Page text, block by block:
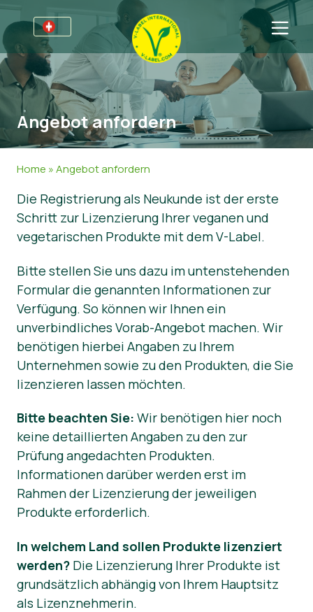
Für Unternehmen
Informationen für Unternehmen
Detailhandel und Eigenmarken
Kriterien des V-Labels
Resources
Angebot anfordern
Bereiche
Allgemeine Informationen
Non-Food
Gastronomie
FAQ
Zertifizierte Produkte
Über uns
Kontakt
Angebot anfordern
Missbrauch melden
Nachrichten
Presse-Materialien
Angebot anfordern
Home »Angebot anfordern
Die Registrierung als Neukunde ist der erste
Schritt zur Lizenzierung Ihrer veganen und
vegetarischen Produkte mit dem V-Label.
Bitte stellen Sie uns dazu im untenstehenden
Formular die genannten Informationen zur
Verfügung. So können wir Ihnen ein
unverbindliches Vorab-Angebot machen. Wir
benötigen hierbei Angaben zu Ihrem
Unternehmen sowie zu den Produkten, die Sie
lizenzieren lassen möchten.
Bitte beachten Sie: Wir benötigen hier noch
keine detaillierten Angaben zu den zur
Prüfung angedachten Produkten.
Informationen darüber werden erst im
Rahmen der Lizenzierung der jeweiligen
Produkte erforderlich.
In welchem Land sollen Produkte lizenziert
werden? Die Lizenzierung Ihrer Produkte ist
grundsätzlich abhängig von Ihrem Hauptsitz
als Lizenznehmerin.